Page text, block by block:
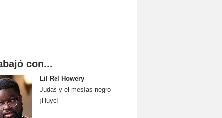
con...
Lil Rel Howery
Judas y el mesías negro
¡Huye!